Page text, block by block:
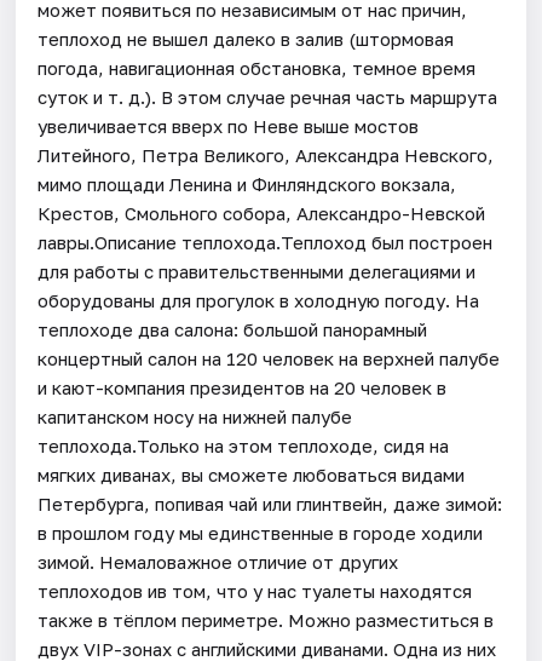
может появиться по независимым от нас причин,
теплоход не вышел далеко в залив (штормовая
погода, навигационная обстановка, темное время
суток и т. д.). В этом случае речная часть маршрута
увеличивается вверх по Неве выше мостов
Литейного, Петра Великого, Александра Невского,
мимо площади Ленина и Финляндского вокзала,
Крестов, Смольного собора, Александро-Невской
лавры.Описание теплохода.Теплоход был построен
для работы с правительственными делегациями и
оборудованы для прогулок в холодную погоду. На
теплоходе два салона: большой панорамный
концертный салон на 120 человек на верхней палубе
и кают-компания президентов на 20 человек в
капитанском носу на нижней палубе
теплохода.Только на этом теплоходе, сидя на
мягких диванах, вы сможете любоваться видами
Петербурга, попивая чай или глинтвейн, даже зимой:
в прошлом году мы единственные в городе ходили
зимой. Немаловажное отличие от других
теплоходов ив том, что у нас туалеты находятся
также в тёплом периметре. Можно разместиться в
двух VIP-зонах с английскими диванами. Одна из них